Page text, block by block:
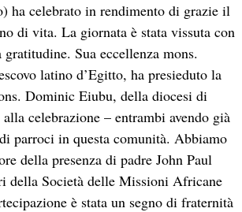
ha celebrato in rendimento di grazie il
di vita. La giornata è stata vissuta con
Sua eccellenza mons.
latino d’Egitto, ha presieduto la
Dominic Eiubu, della diocesi di
celebrazione – entrambi avendo già
parroci in questa comunità. Abbiamo
della presenza di padre John Paul
della Società delle Missioni Africane
è stata un segno di fraternità